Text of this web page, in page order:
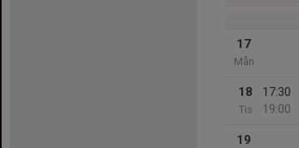
17
Mån
18
Tis
17:30
19:00
19